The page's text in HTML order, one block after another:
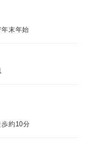
末年始
約10分